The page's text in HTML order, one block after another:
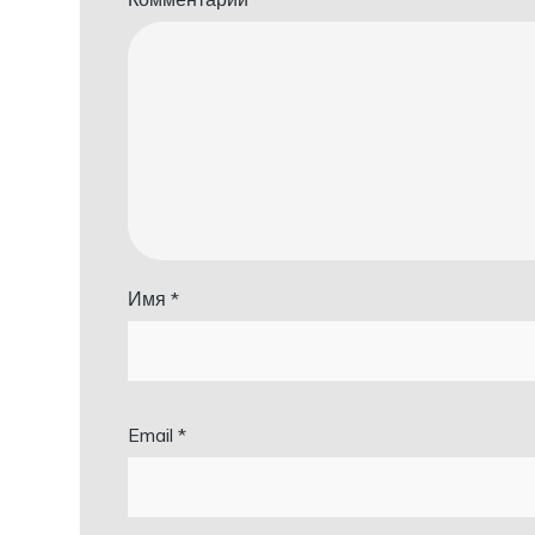
Имя*
Email*